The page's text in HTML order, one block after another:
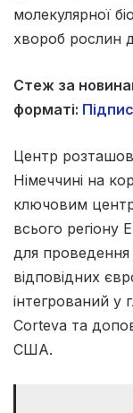
молекулярної
хвороб рослин
Стеж за
форматі:
Центр
Німеччині на
ключовим
всього регіону
для
відповідних
інтегрований у
Corteva та
США.